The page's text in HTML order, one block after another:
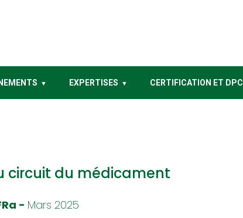
EXPERTISES CERTIFICATION ET DPC
circuit du médicament
- Mars 2025